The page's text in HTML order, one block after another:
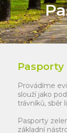
Pasporty
Provádíme
slouží jako
trávníků, sběr
Pasporty
základní